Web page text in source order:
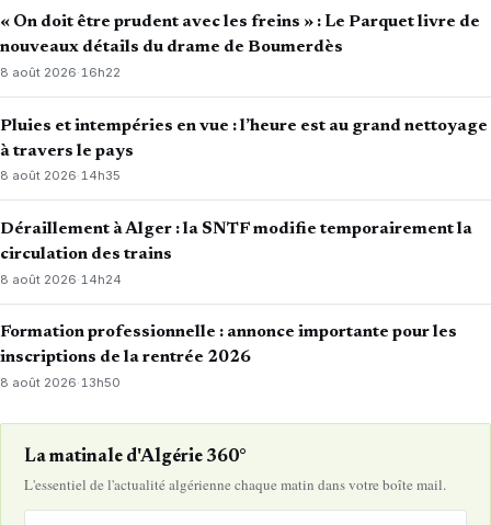
« On doit être prudent avec les freins » : Le Parquet livre de
nouveaux détails du drame de Boumerdès
8 août 2026·16h22
Pluies et intempéries en vue : l’heure est au grand nettoyage
à travers le pays
8 août 2026·14h35
Déraillement à Alger : la SNTF modifie temporairement la
circulation des trains
8 août 2026·14h24
Formation professionnelle : annonce importante pour les
inscriptions de la rentrée 2026
8 août 2026·13h50
La matinale d'Algérie 360°
L'essentiel de l'actualité algérienne chaque matin dans votre boîte mail.